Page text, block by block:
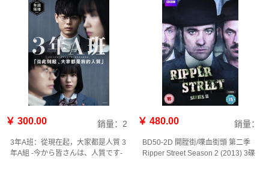
￥ 300.00 銷量：2
3年A班：從現在起，大家都是人質 3
年A組 -今から皆さんは、人質です-
￥ 480.00 銷量：
BD50-2D 開膛街/喋血街頭 第二季
Ripper Street Season 2 (2013) 3碟